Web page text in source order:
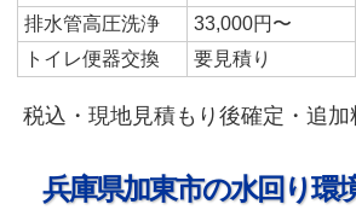
排水管高圧洗浄 33,000円〜
トイレ便器交換
要見積り
税込・現地見積もり後確定・追加
兵庫県加東市の水回り環